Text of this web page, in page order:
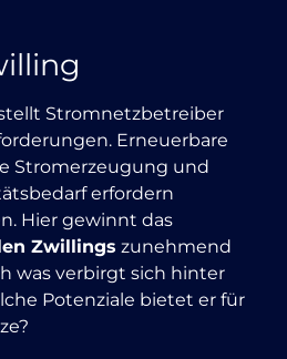
Stromnetzbetreiber
Erneuerbare
Stromerzeugung und
erfordern
Hier gewinnt das
Zwillings zunehmend
was verbirgt sich hinter
Potenziale bietet er für